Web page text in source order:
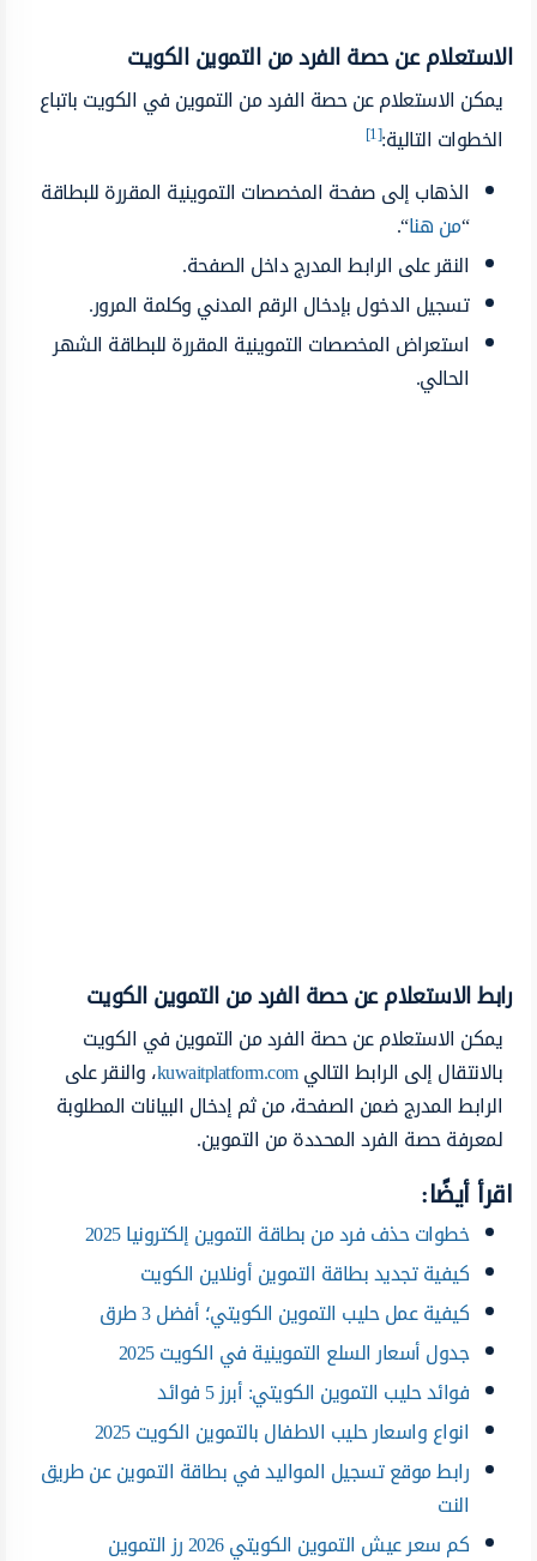
الاستعلام عن حصة الفرد من التموين الكويت
يمكن الاستعلام عن حصة الفرد من التموين في الكويت باتباع
الخطوات التالية:[1]
الذهاب إلى صفحة المخصصات التموينية المقررة للبطاقة
“من هنا“.
النقر على الرابط المدرج داخل الصفحة.
تسجيل الدخول بإدخال الرقم المدني وكلمة المرور.
استعراض المخصصات التموينية المقررة للبطاقة الشهر
الحالي.
رابط الاستعلام عن حصة الفرد من التموين الكويت
يمكن الاستعلام عن حصة الفرد من التموين في الكويت
بالانتقال إلى الرابط التاليkuwaitplatform.com، والنقر على
الرابط المدرج ضمن الصفحة، من ثم إدخال البيانات المطلوبة
لمعرفة حصة الفرد المحددة من التموين.
اقرأ أيضًا:
خطوات حذف فرد من بطاقة التموين إلكترونيا 2025
كيفية تجديد بطاقة التموين أونلاين الكويت
كيفية عمل حليب التموين الكويتي؛ أفضل 3 طرق
جدول أسعار السلع التموينية في الكويت 2025
فوائد حليب التموين الكويتي: أبرز 5 فوائد
انواع واسعار حليب الاطفال بالتموين الكويت 2025
رابط موقع تسجيل المواليد في بطاقة التموين عن طريق
النت
كم سعر عيش التموين الكويتي 2026 رز التموين